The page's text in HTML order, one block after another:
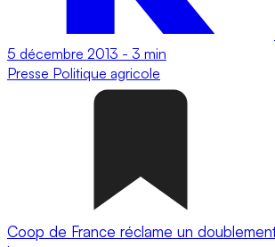
5 décembre 2013 - 3 min
Presse Politique agricole
Coop de France réclame un